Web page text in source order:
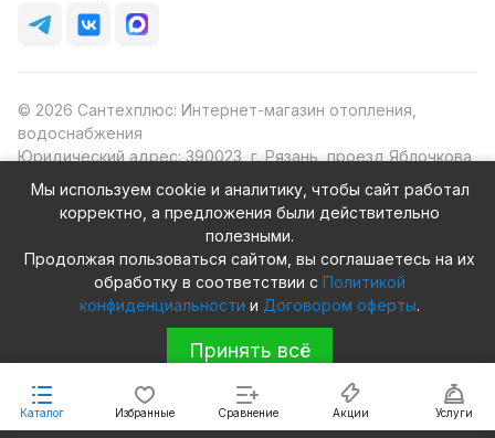
Каталог Избранные Сравнение Акции Услуги
© 2026 Сантехплюс: Интернет-магазин отопления,
водоснабжения
Юридический адрес: 390023, г. Рязань, проезд Яблочкова,
д.8Ж
ИНН/КПП: 6230087631/623001001
ОГРН: 1156230000080
Мы используем cookie и аналитику, чтобы сайт работал
корректно, а предложения были действительно
полезными.
Продолжая пользоваться сайтом, вы соглашаетесь на их
обработку в соответствии с Политикой
конфиденциальности и Договором оферты.
Принять всё
Конфиденциальность Оферта